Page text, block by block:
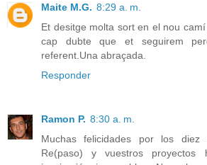
Maite M.G. 8:29 a. m.
Et desitge molta sort en el nou
cap dubte que et seguirem
referent.Una abraçada.
Responder
Ramon P. 8:30 a. m.
Muchas felicidades por los diez
Re(paso) y vuestros